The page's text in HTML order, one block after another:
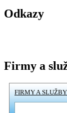
Odkazy
Firmy a
FIRMY A